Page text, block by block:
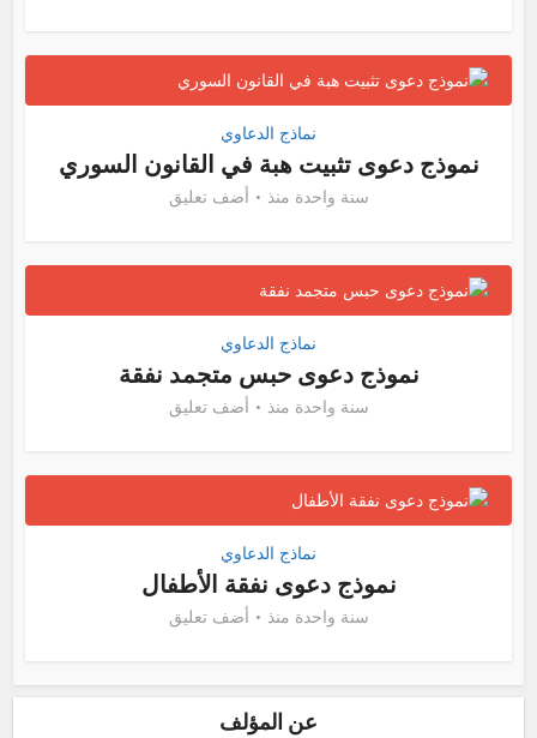
نماذج الدعاوي
نموذج دعوى تثبيت هبة في القانون السوري
سنة واحدة منذ أضف تعليق
نماذج الدعاوي
نموذج دعوى حبس متجمد نفقة
سنة واحدة منذ أضف تعليق
نماذج الدعاوي
نموذج دعوى نفقة الأطفال
سنة واحدة منذ أضف تعليق
عن المؤلف